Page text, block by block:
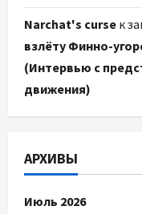
Narchat's curse к
взлёту Финно-
(Интервью с
движения)
АРХИВЫ
Июль 2026